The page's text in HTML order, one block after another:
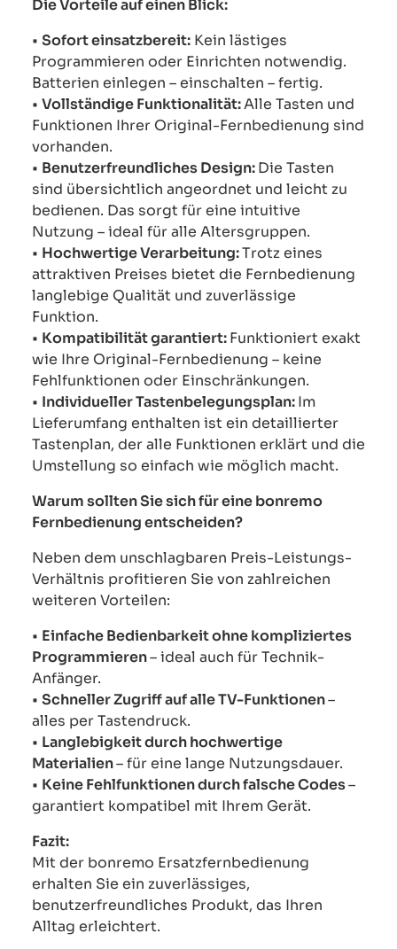
Die Vorteile auf einen Blick:
• Sofort einsatzbereit: Kein lästiges
Programmieren oder Einrichten notwendig.
Batterien einlegen – einschalten – fertig.
• Vollständige Funktionalität:Alle Tasten und
Funktionen Ihrer Original-Fernbedienung sind
vorhanden.
• Benutzerfreundliches Design:Die Tasten
sind übersichtlich angeordnet und leicht zu
bedienen. Das sorgt für eine intuitive
Nutzung – ideal für alle Altersgruppen.
• Hochwertige Verarbeitung:Trotz eines
attraktiven Preises bietet die Fernbedienung
langlebige Qualität und zuverlässige
Funktion.
• Kompatibilität garantiert:Funktioniert exakt
wie Ihre Original-Fernbedienung – keine
Fehlfunktionen oder Einschränkungen.
• Individueller Tastenbelegungsplan:Im
Lieferumfang enthalten ist ein detaillierter
Tastenplan, der alle Funktionen erklärt und die
Umstellung so einfach wie möglich macht.
Warum sollten Sie sich für eine bonremo
Fernbedienung entscheiden?
Neben dem unschlagbaren Preis-Leistungs-
Verhältnis profitieren Sie von zahlreichen
weiteren Vorteilen:
• Einfache Bedienbarkeit ohne kompliziertes
Programmieren– ideal auch für Technik-
Anfänger.
• Schneller Zugriff auf alle TV-Funktionen–
alles per Tastendruck.
• Langlebigkeit durch hochwertige
Materialien– für eine lange Nutzungsdauer.
• Keine Fehlfunktionen durch falsche Codes–
garantiert kompatibel mit Ihrem Gerät.
Fazit:
Mit der bonremo Ersatzfernbedienung
erhalten Sie ein zuverlässiges,
benutzerfreundliches Produkt, das Ihren
Alltag erleichtert.